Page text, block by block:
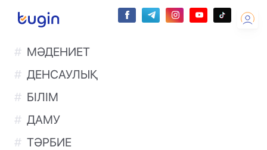
МӘДЕНИЕТ
ДЕНСАУЛЫҚ
БІЛІМ
ДАМУ
ТӘРБИЕ